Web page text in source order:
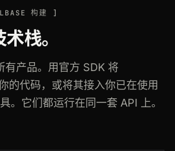
构建
栈。
有产品。用官方 SDK 将
的代码，或将其接入你已在使用
。它们都运行在同一套 API 上。